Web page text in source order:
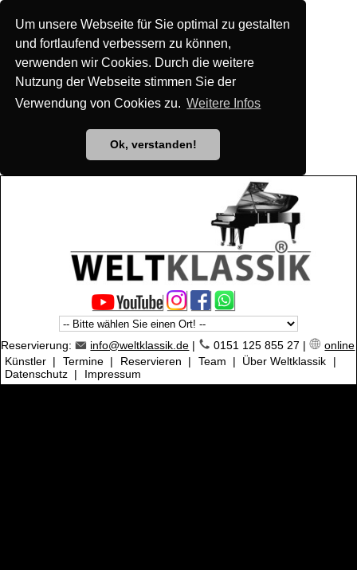
Um unsere Webseite für Sie optimal zu gestalten
und fortlaufend verbessern zu können,
verwenden wir Cookies. Durch die weitere
Nutzung der Webseite stimmen Sie der
Verwendung von Cookies zu. Weitere Infos
Ok, verstanden!
Reservierung: info@weltklassik.de | 0151 125 855 27 |
online
Künstler | Termine | Reservieren | Team | Über Weltklassik
|
Datenschutz | Impressum